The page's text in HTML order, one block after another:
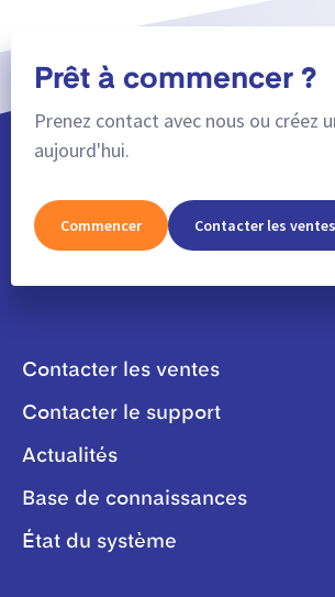
Prêt à commencer ?
Prenez contact avec nous ou créez
aujourd'hui.
Commencer Contacter les ventes
Contacter les ventes
Contacter le support
Actualités
Base de connaissances
État du système